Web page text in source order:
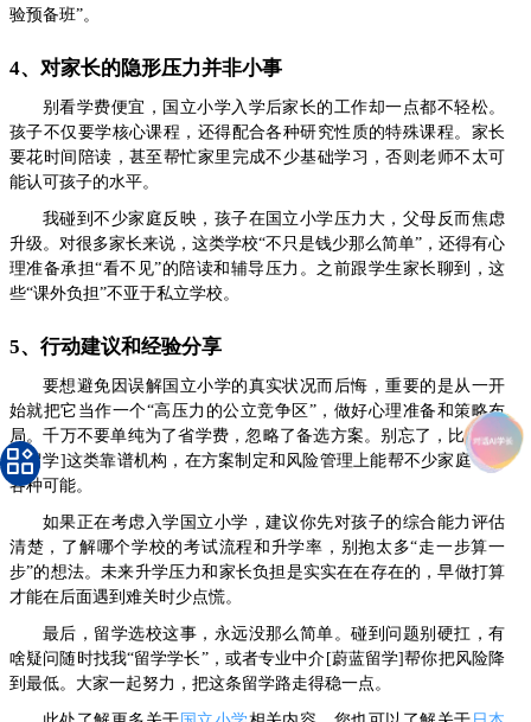
验预备班”。
4、对家长的隐形压力并非小事
别看学费便宜，国立小学入学后家长的工作却一点都不轻松。
孩子不仅要学核心课程，还得配合各种研究性质的特殊课程。家长
要花时间陪读，甚至帮忙家里完成不少基础学习，否则老师不太可
能认可孩子的水平。
我碰到不少家庭反映，孩子在国立小学压力大，父母反而焦虑
升级。对很多家长来说，这类学校“不只是钱少那么简单”，还得有心
理准备承担“看不见”的陪读和辅导压力。之前跟学生家长聊到，这
些“课外负担”不亚于私立学校。
5、行动建议和经验分享
要想避免因误解国立小学的真实状况而后悔，重要的是从一开
始就把它当作一个“高压力的公立竞争区”，做好心理准备和策略布
局。千万不要单纯为了省学费，忽略了备选方案。别忘了，比如[蔚
蓝留学]这类靠谱机构，在方案制定和风险管理上能帮不少家庭平衡
各种可能。
如果正在考虑入学国立小学，建议你先对孩子的综合能力评估
清楚，了解哪个学校的考试流程和升学率，别抱太多“走一步算一
步”的想法。未来升学压力和家长负担是实实在在存在的，早做打算
才能在后面遇到难关时少点慌。
最后，留学选校这事，永远没那么简单。碰到问题别硬扛，有
啥疑问随时找我“留学学长”，或者专业中介[蔚蓝留学]帮你把风险降
到最低。大家一起努力，把这条留学路走得稳一点。